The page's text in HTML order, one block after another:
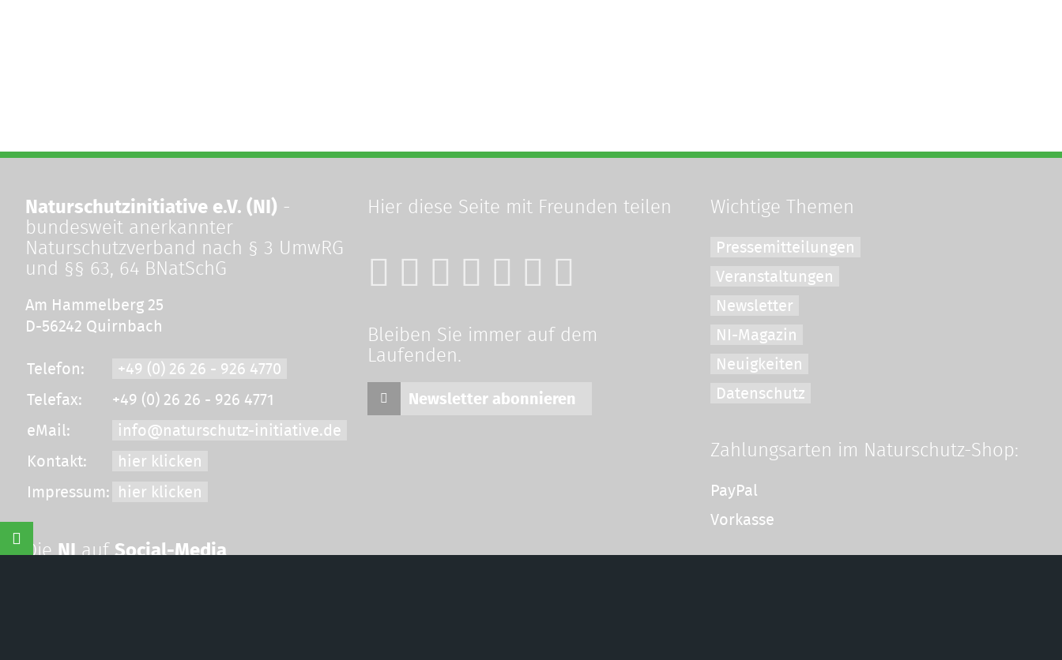
Naturschutzinitiative e.V. (NI) -
bundesweit anerkannter
Naturschutzverband nach § 3 UmwRG
und §§ 63, 64 BNatSchG
Am Hammelberg 25
D-56242 Quirnbach
Telefon:
+49 (0) 26 26 - 926 4770
Telefax:
+49 (0) 26 26 - 926 4771
eMail:
info@naturschutz-initiative.de
Kontakt:
hier klicken
Impressum:
hier klicken
DieNIaufSocial-Media
Hier diese Seite mit Freunden teilen
Bleiben Sie immer auf dem
Laufenden.
Newsletter abonnieren
Wichtige Themen
Pressemitteilungen
Veranstaltungen
Newsletter
NI-Magazin
Neuigkeiten
Datenschutz
Zahlungsarten im Naturschutz-Shop:
PayPal
Vorkasse